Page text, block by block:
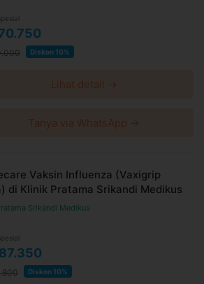
Diskon 10%
Lihat detail →
Tanya via WhatsApp →
Vaksin Influenza (Vaxigrip
di Klinik Pratama Srikandi Medikus
Srikandi Medikus
Diskon 10%